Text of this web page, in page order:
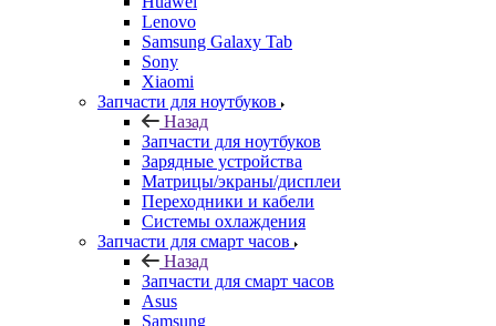
Lenovo
Samsung Galaxy Tab
Sony
Xiaomi
Запчасти для ноутбуков
Назад
Запчасти для ноутбуков
Зарядные устройства
Матрицы/экраны/дисплеи
Переходники и кабели
Системы охлаждения
Запчасти для смарт часов
Назад
Запчасти для смарт часов
Asus
Samsung